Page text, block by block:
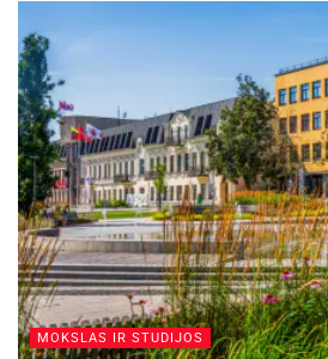
Rugsėjo 11–13
iąjį gimtadienį
2026-08-06
Audriaus kelias į globą
vyras nusprendė pasirūpinti
„Susiklostė tokia
liko be mamos.
supratau, kad turiu
MOKSLAS IR STUDIJOS